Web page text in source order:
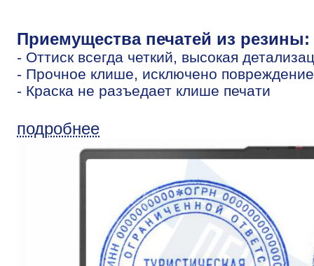
Приемущества печатей из резины:
- Оттиск всегда четкий, высокая
- Прочное клише, исключено
- Краска не разъедает клише печати
подробнее